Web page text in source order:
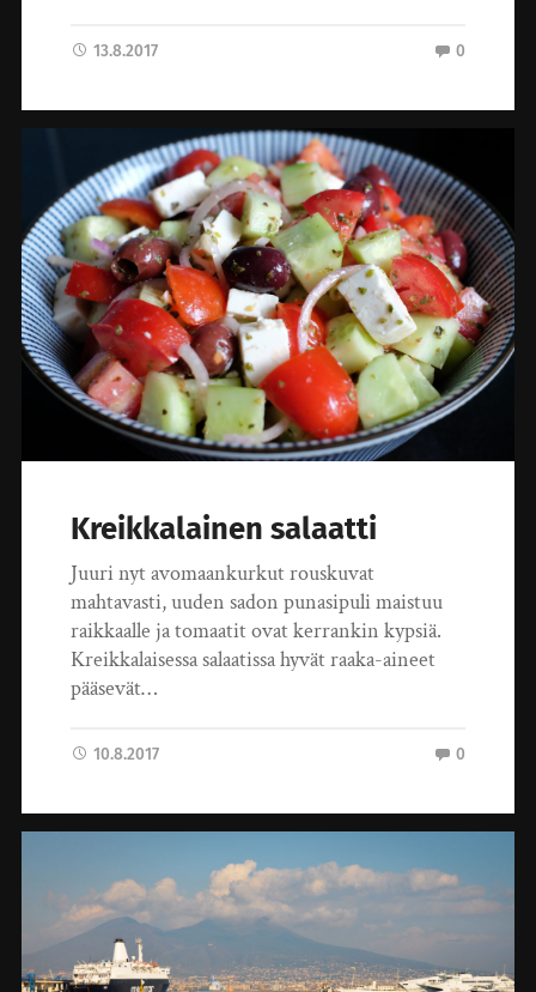
13.8.2017 0
Kreikkalainen salaatti
Juuri nyt avomaankurkut rouskuvat
mahtavasti, uuden sadon punasipuli maistuu
raikkaalle ja tomaatit ovat kerrankin kypsiä.
Kreikkalaisessa salaatissa hyvät raaka-aineet
pääsevät…
10.8.2017 0